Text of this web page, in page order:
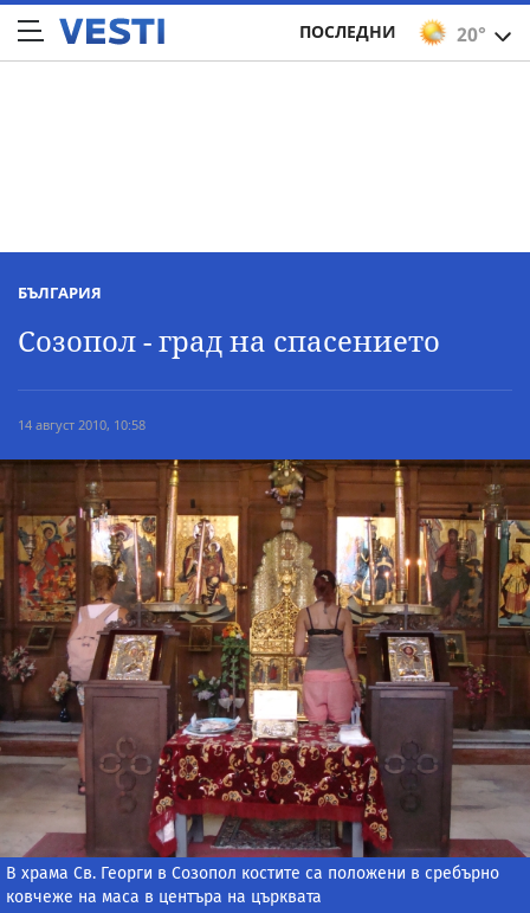
20°
ПОСЛЕДНИ
БЪЛГАРИЯ
Созопол - град на спасението
14 август 2010, 10:58
В храма Св. Георги в Созопол костите са положени в сребърно
ковчеже на маса в центъра на църквата